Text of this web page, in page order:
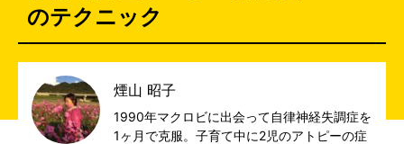
のテクニック
煙山 昭子
1990年マクロビに出会って自律神経失調症を
1ヶ月で克服。子育て中に2児のアトピーの症